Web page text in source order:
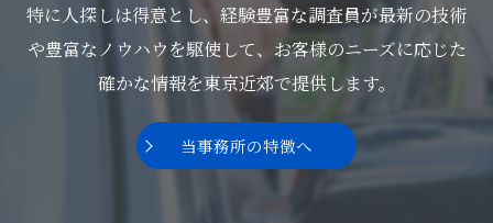
特に人探しは得意とし、経験豊富な調査員が最新の技術
や豊富なノウハウを駆使して、お客様のニーズに応じた
確かな情報を東京近郊で提供します。
当事務所の特徴へ